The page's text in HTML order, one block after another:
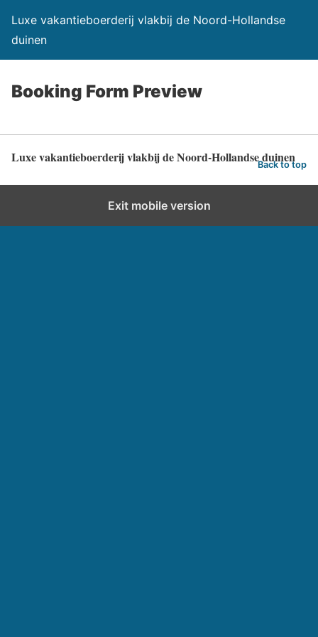
Luxe vakantieboerderij vlakbij de Noord-Hollandse
duinen
Booking Form Preview
Luxe vakantieboerderij vlakbij de Noord-Hollandse duinen
Back to top
Exit mobile version